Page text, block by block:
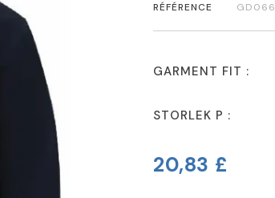
RÉFÉRENCE GD066
GARMENT FIT :
STORLEK P :
20,83 £